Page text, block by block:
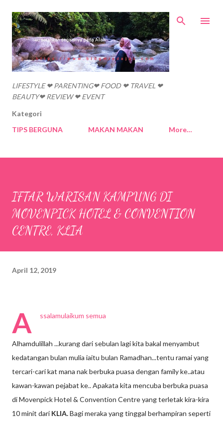
Skip to main content
LIFESTYLE ❤ PARENTING❤ FOOD ❤ TRAVEL ❤
BEAUTY❤ REVIEW ❤ EVENT
Kategori
TIPS BERGUNA
MAKAN MAKAN More…
IFTAR WARISAN KAMPUNG DI
MOVENPICK HOTEL & CONVENTION
CENTRE, KLIA
April 12, 2019
A ssalamulaikum semua
Alhamdulillah ...kurang dari sebulan lagi kita bakal menyambut
kedatangan bulan mulia iaitu bulan Ramadhan...tentu ramai yang
tercari-cari kat mana nak berbuka puasa dengan family ke..atau
kawan-kawan pejabat ke.. Apakata kita mencuba berbuka puasa
di Movenpick Hotel & Convention Centre yang terletak kira-kira
10 minit dari KLIA.Bagi meraka yang tinggal berhampiran seperti